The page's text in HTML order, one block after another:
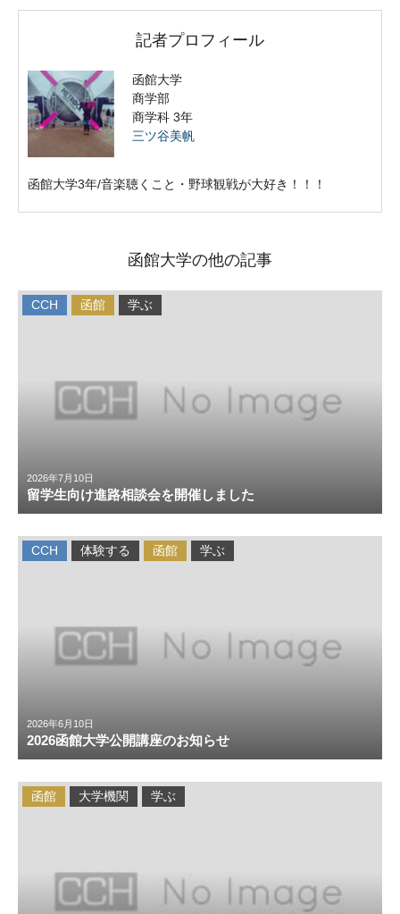
記者プロフィール
函館大学
商学部
商学科 3年
三ツ谷美帆
函館大学3年/音楽聴くこと・野球観戦が大好き！！！
函館大学の他の記事
2026年7月10日
留学生向け進路相談会を開催しました
CCH 函館 学ぶ
2026年6月10日
2026函館大学公開講座のお知らせ
CCH 体験する 函館 学ぶ
函館 大学機関 学ぶ